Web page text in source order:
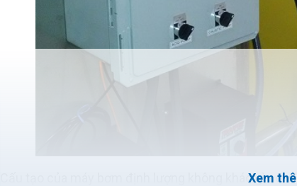
Cấu tạo của máy bơm định lượng không khác gì so
Xem